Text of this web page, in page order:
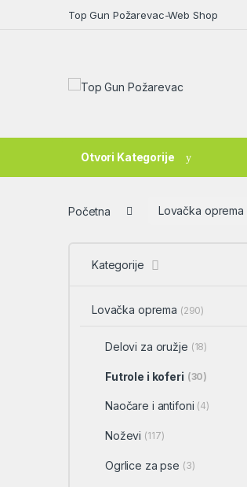
Top Gun Požarevac-Web Shop
Otvori Kategorije
Početna Lovačka oprema
Kategorije
Lovačka oprema (290)
Delovi za oružje (18)
Futrole i koferi (30)
Naočare i antifoni (4)
Noževi (117)
Ogrlice za pse (3)